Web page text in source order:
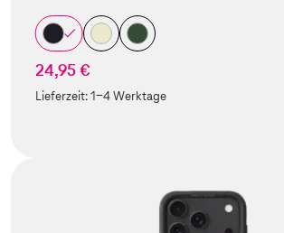
24,95 €
Lieferzeit:1-4 Werktage